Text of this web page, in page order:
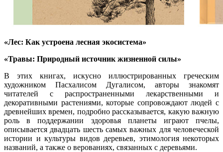
«Лес: Как устроена лесная экосистема»
«Травы: Природный источник жизненной силы»
В этих книгах, искусно иллюстрированных греческим
художником Пасхалисом Дугалисом, авторы знакомят
читателей с распространенными лекарственными и
декоративными растениями, которые сопровождают людей с
древнейших времен, подробно рассказывается, какую важную
роль в поддержании здоровья планеты играют пчелы,
описывается двадцать шесть самых важных для человеческой
истории и культуры видов деревьев, этимология некоторых
названий, а также о верованиях, связанных с деревьями.